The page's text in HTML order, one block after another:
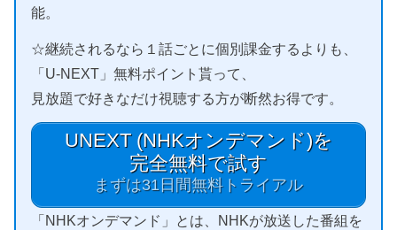
能。
☆継続されるなら１話ごとに個別課金するよりも、
「U-NEXT」無料ポイント貰って、
見放題で好きなだけ視聴する方が断然お得です。
UNEXT (NHKオンデマンド)を
完全無料で試す
まずは31日間無料トライアル
「NHKオンデマンド」とは、NHKが放送した番組を